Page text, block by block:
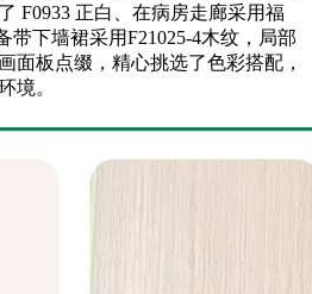
F0933 正白、在病房走廊采用福
带下墙裙采用F21025-4木纹，局部
面板点缀，精心挑选了色彩搭配，
境。